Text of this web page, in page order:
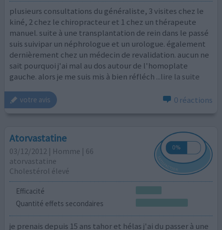
plusieurs consultations du généraliste, 3 visites chez le
kiné, 2 chez le chiropracteur et 1 chez un thérapeute
manuel. suite à une transplantation de rein dans le passé
suis suivipar un néphrologue et un urologue. également
dernièrement chez un médecin de revalidation. aucun ne
sait pourquoi j'ai mal au dos autour de l'homoplate
gauche. alors je me suis mis à bien réfléch ...lire la suite
votre avis 0 réactions
Atorvastatine
03/12/2012 | Homme | 66
atorvastatine
Cholestérol élevé
Efficacité
Quantité effets secondaires
je prenais depuis 15 ans tahor et hélas j'ai du passer à une